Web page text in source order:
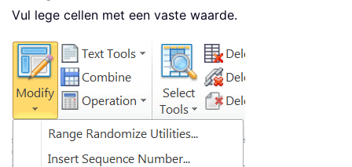
Vul lege cellen met een vaste waarde.